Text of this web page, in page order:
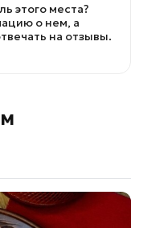
этого места?
о нем, а
на отзывы.